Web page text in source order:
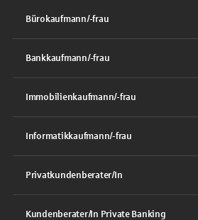
Bürokaufmann/-frau
Bankkaufmann/-frau
Immobilienkaufmann/-frau
Informatikkaufmann/-frau
Privatkundenberater/In
Kundenberater/In Private Banking